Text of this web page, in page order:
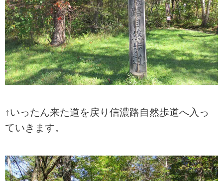
↑いったん来た道を戻り信濃路自然歩道へ入っ
ていきます。